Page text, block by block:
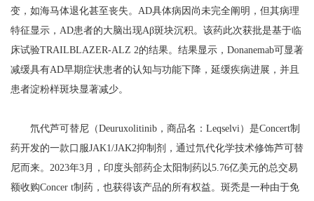
变，如海马体退化甚至丧失。AD具体病因尚未完全阐明，但其病理
特征显示，AD患者的大脑出现Aβ斑块沉积。该药此次获批是基于临
床试验TRAILBLAZER-ALZ 2的结果。结果显示，Donanemab可显著
减缓具有AD早期症状患者的认知与功能下降，延缓疾病进展，并且
患者淀粉样斑块显著减少。
氘代芦可替尼（Deuruxolitinib，商品名：Leqselvi）是Concert制
药开发的一款口服JAK1/JAK2抑制剂，通过氘代化学技术修饰芦可替
尼而来。2023年3月，印度头部药企太阳制药以5.76亿美元的总交易
额收购Concer t制药，也获得该产品的所有权益。斑秃是一种由于免